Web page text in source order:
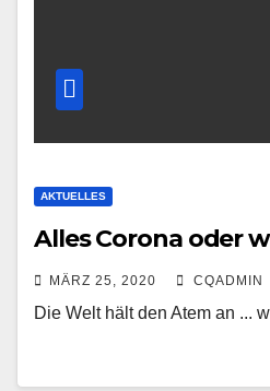
AKTUELLES
Alles Corona oder
MÄRZ 25, 2020 CQADMIN
Die Welt hält den Atem an ...